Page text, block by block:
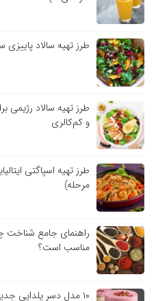
طرز تهیه سالاد پاییزی
طرز تهیه سالاد
و کم‌کالری
مرحله)
راهنمای جامع شناخت
مناسب است؟